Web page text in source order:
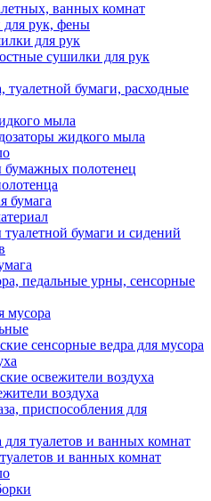
ванных комнат
для рук, фены
для рук
сушилки для рук
бумаги, расходные
мыла
жидкого мыла
бумажных полотенец
бумага
бумаги и сидений
педальные урны, сенсорные
мусора
сенсорные ведра для мусора
освежители воздуха
воздуха
приспособления для
туалетов и ванных комнат
и ванных комнат